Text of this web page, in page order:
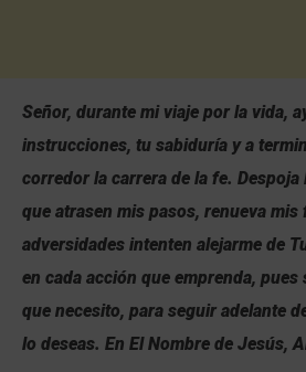
Señor, durante mi viaje por la vida,
instrucciones, tu sabiduría y a
corredor la carrera de la fe. Despoja
que atrasen mis pasos, renueva
adversidades intenten alejarme de
en cada acción que emprenda,
que necesito, para seguir adelante
lo deseas. En El Nombre de Jesús,